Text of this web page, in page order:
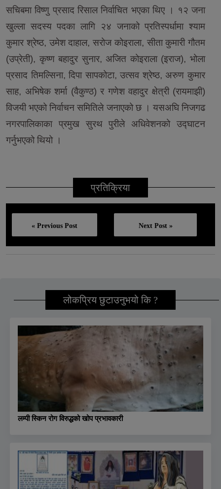
सचिबमा विष्णु प्रसाद रिसाल निर्वाचित भएका थिए । १२ जना
खुल्ला सदस्य पदका लागि २४ जनाको प्रतिस्पर्धामा श्याम
कुमार श्रेष्ठ, उमेश दाहाल, सरोज कोइराला, सीता कुमारी गौतम
(उप्रेती), कृष्ण बहादुर सुनार, अजित कोइराला (इराज), भोला
प्रसाद तिमल्सिना, दिपा सापकोटा, उत्सव श्रेष्ठ, अरुण कुमार
साह, अभिषेक शर्मा (वैकुण्ठ) र गणेश वहादुर क्षेत्री (रायमाझी)
विजयी भएको निर्वाचन समितिले जनाएको छ । यसअघि निजगढ
नगरपालिकाका प्रमुख सुरथ पुरीले अधिवेशनको उद्घाटन
गर्नुभएको थियो ।
प्रतिक्रिया
« Previous Post Next Post »
लोकप्रिय छुटाउनुभयो कि ?
लम्पी स्किन रोग विरुद्धको खोप प्रभावकारी